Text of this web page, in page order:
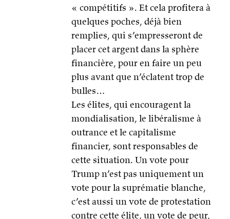
« compétitifs ». Et cela profitera à
quelques poches, déjà bien
remplies, qui s’empresseront de
placer cet argent dans la sphère
financière, pour en faire un peu
plus avant que n’éclatent trop de
bulles…
Les élites, qui encouragent la
mondialisation, le libéralisme à
outrance et le capitalisme
financier, sont responsables de
cette situation. Un vote pour
Trump n’est pas uniquement un
vote pour la suprématie blanche,
c’est aussi un vote de protestation
contre cette élite, un vote de peur,